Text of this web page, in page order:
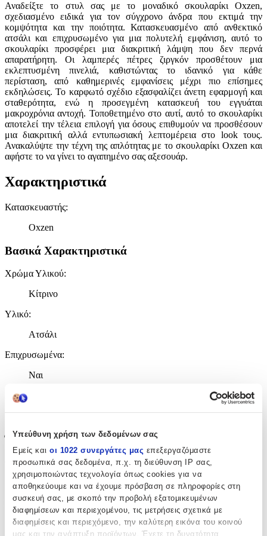
Υπεύθυνη χρήση των δεδομένων σας
Εμείς και οι 1022 συνεργάτες μας επεξεργαζόμαστε
προσωπικά σας δεδομένα, π.χ. τη διεύθυνση IP σας,
χρησιμοποιώντας τεχνολογία όπως cookies για να
αποθηκεύουμε και να έχουμε πρόσβαση σε πληροφορίες στη
συσκευή σας, με σκοπό την προβολή εξατομικευμένων
διαφημίσεων και περιεχομένου, τις μετρήσεις σχετικά με
διαφημίσεις και περιεχόμενο, την καλύτερη εικόνα του κοινού
μας και την ανάπτυξη προϊόντων. Έχετε τη δυνατότητα
Αναδείξτε το στυλ σας με το μοναδικό σκουλαρίκι Oxzen,
σχεδιασμένο ειδικά για τον σύγχρονο άνδρα που εκτιμά την
κομψότητα και την ποιότητα. Κατασκευασμένο από ανθεκτικό
ατσάλι και επιχρυσωμένο για μια πολυτελή εμφάνιση, αυτό το
σκουλαρίκι προσφέρει μια διακριτική λάμψη που δεν περνά
απαρατήρητη. Οι λαμπερές πέτρες ζιργκόν προσθέτουν μια
εκλεπτυσμένη πινελιά, καθιστώντας το ιδανικό για κάθε
περίσταση, από καθημερινές εμφανίσεις μέχρι πιο επίσημες
εκδηλώσεις. Το καρφωτό σχέδιο εξασφαλίζει άνετη εφαρμογή και
σταθερότητα, ενώ η προσεγμένη κατασκευή του εγγυάται
μακροχρόνια αντοχή. Τοποθετημένο στο αυτί, αυτό το σκουλαρίκι
αποτελεί την τέλεια επιλογή για όσους επιθυμούν να προσθέσουν
μια διακριτική αλλά εντυπωσιακή λεπτομέρεια στο look τους.
Ανακαλύψτε την τέχνη της απλότητας με το σκουλαρίκι Oxzen και
αφήστε το να γίνει το αγαπημένο σας αξεσουάρ.
Χαρακτηριστικά
Κατασκευαστής:
Oxzen
Βασικά Χαρακτηριστικά
Χρώμα Υλικού:
Κίτρινο
Υλικό:
Ατσάλι
Επιχρυσωμένα:
Ναι
Σετ:
Όχι
Έξτρα Χαρακτηριστικά
Clip:
Όχι
Περιοχή:
Αυτιά